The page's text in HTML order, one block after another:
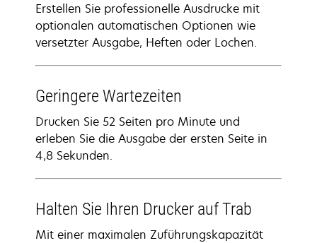
Erstellen Sie professionelle Ausdrucke mit
optionalen automatischen Optionen wie
versetzter Ausgabe, Heften oder Lochen.
Geringere Wartezeiten
Drucken Sie 52 Seiten pro Minute und
erleben Sie die Ausgabe der ersten Seite in
4,8 Sekunden.
Halten Sie Ihren Drucker auf Trab
Mit einer maximalen Zuführungskapazität